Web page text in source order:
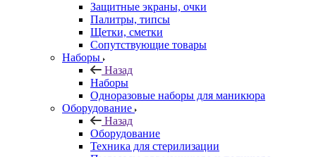
Защитные экраны, очки
Палитры, типсы
Щетки, сметки
Сопутствующие товары
Наборы
Назад
Наборы
Одноразовые наборы для маникюра
Оборудование
Назад
Оборудование
Техника для стерилизации